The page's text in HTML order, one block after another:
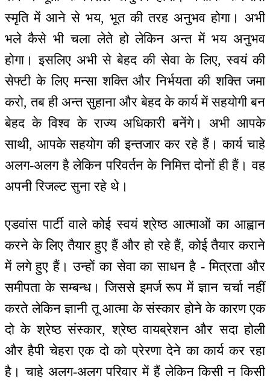
स्मृति में आने से भय, भूत की तरह अनुभव होगा। अभी
भले कैसे भी चला लेते हो लेकिन अन्त में भय अनुभव
होगा। इसलिए अभी से बेहद की सेवा के लिए, स्वयं की
सेफ्टी के लिए मन्सा शक्ति और निर्भयता की शक्ति जमा
करो, तब ही अन्त सुहाना और बेहद के कार्य में सहयोगी बन
बेहद के विश्व के राज्य अधिकारी बनेंगे। अभी आपके
साथी, आपके सहयोग की इन्तजार कर रहे हैं। कार्य चाहे
अलग-अलग है लेकिन परिवर्तन के निमित्त दोनों ही हैं। वह
अपनी रिजल्ट सुना रहे थे।
एडवांस पार्टी वाले कोई स्वयं श्रेष्ठ आत्माओं का आह्वान
करने के लिए तैयार हुए हैं और हो रहे हैं, कोई तैयार कराने
में लगे हुए हैं। उन्हों का सेवा का साधन है - मित्रता और
समीपता के सम्बन्ध। जिससे इमर्ज रूप में ज्ञान चर्चा नहीं
करते लेकिन ज्ञानी तू आत्मा के संस्कार होने के कारण एक
दो के श्रेष्ठ संस्कार, श्रेष्ठ वायब्रेशन और सदा होली
और हैपी चेहरा एक दो को प्रेरणा देने का कार्य कर रहा
है। चाहे अलग-अलग परिवार में हैं लेकिन किसी न किसी